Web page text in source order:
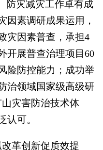
防灾减灾工作卓有成
因素调研成果运用，
灾因素普查，承担4
开展普查治理项目60
险防控能力；成功举
治领域国家级高级研
灾害防治技术体
认可。
革创新促质效提